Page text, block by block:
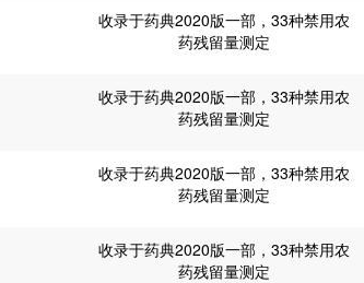
收录于药典2020版一部，33种禁用农
药残留量测定
收录于药典2020版一部，33种禁用农
药残留量测定
收录于药典2020版一部，33种禁用农
药残留量测定
收录于药典2020版一部，33种禁用农
药残留量测定